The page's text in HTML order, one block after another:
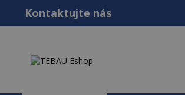
Kontaktujte nás